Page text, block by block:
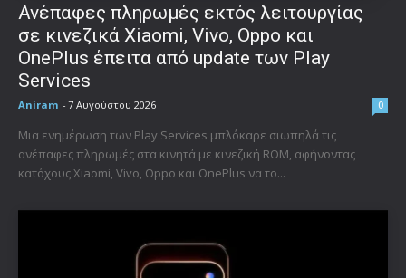
Ανέπαφες πληρωμές εκτός λειτουργίας
σε κινεζικά Xiaomi, Vivo, Oppo και
OnePlus έπειτα από update των Play
Services
Aniram - 7 Αυγούστου 2026 0
Μια ενημέρωση των Play Services μπλόκαρε σιωπηλά τις
ανέπαφες πληρωμές στα κινητά με κινεζική ROM, αφήνοντας
κατόχους Xiaomi, Vivo, Oppo και OnePlus να το...